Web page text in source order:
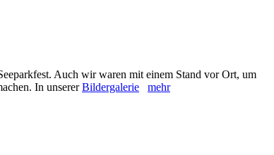
Auch wir waren mit einem Stand vor Ort, um
In unsererBildergalerie mehr